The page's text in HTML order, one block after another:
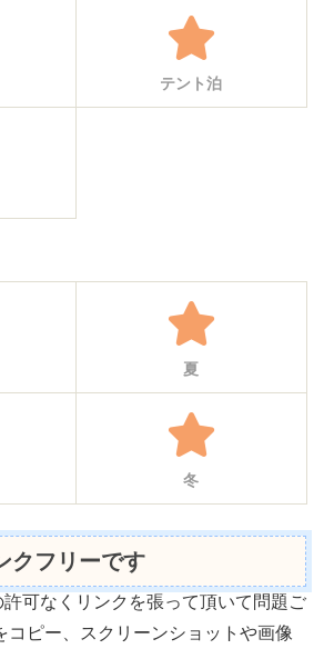
テント泊
夏
冬
クフリーです
可なくリンクを張って頂いて問題ご
コピー、スクリーンショットや画像